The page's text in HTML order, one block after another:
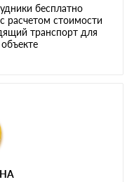
бесплатно
расчетом стоимости
транспорт для